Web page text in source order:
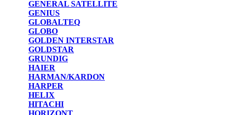
GENERAL SATELLITE
GENIUS
GLOBALTEQ
GLOBO
GOLDEN INTERSTAR
GOLDSTAR
GRUNDIG
HAIER
HARMAN/KARDON
HARPER
HELIX
HITACHI
HORIZONT